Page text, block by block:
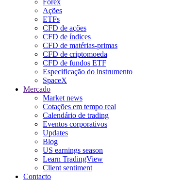
Ações
ETFs
CFD de ações
CFD de índices
CFD de matérias-primas
CFD de criptomoeda
CFD de fundos ETF
Especificação do instrumento
SpaceX
Mercado
Market news
Cotações em tempo real
Calendário de trading
Eventos corporativos
Updates
Blog
US earnings season
Learn TradingView
Client sentiment
Contacto